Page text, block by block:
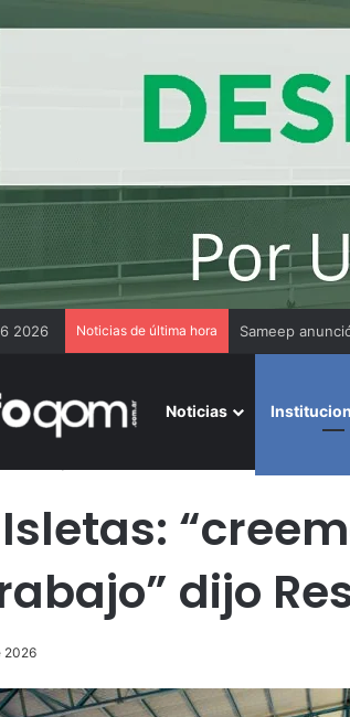
2026 Noticias de última hora Gremios y
Noticias
dijo
2026